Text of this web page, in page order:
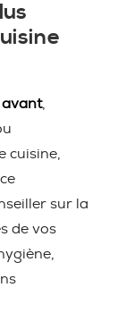
avant,
cuisine,
sur la
de vos